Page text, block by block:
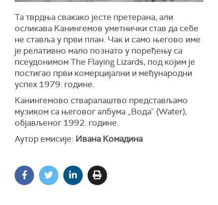
Та тврдња свакако јесте претерана, али
осликава Канингемов уметнички став да себе
не ставља у први план. Чак и само његово име
је релативно мало познато у поређењу са
псеудонимом The Flaying Lizards, под којим је
постигао први комерцијални и међународни
успех 1979. године.
Канингемово стваралаштво представљамо
музиком са његовог албума „Вода” (Water),
објављеног 1992. године.
Аутор емисије: Ивана Комадина